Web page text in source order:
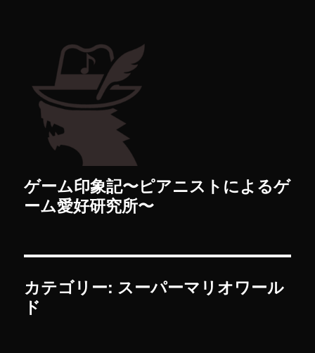
ゲーム印象記〜ピアニストによるゲ
ーム愛好研究所〜
カテゴリー: スーパーマリオワール
ド